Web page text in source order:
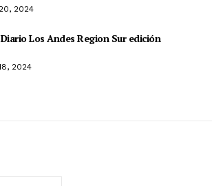
2024
Diario Los Andes Region Sur edición
2024